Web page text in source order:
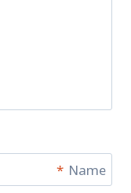
Name
*